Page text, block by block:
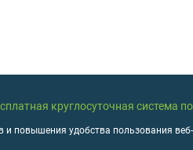
круглосуточная система
повышения удобства пользования